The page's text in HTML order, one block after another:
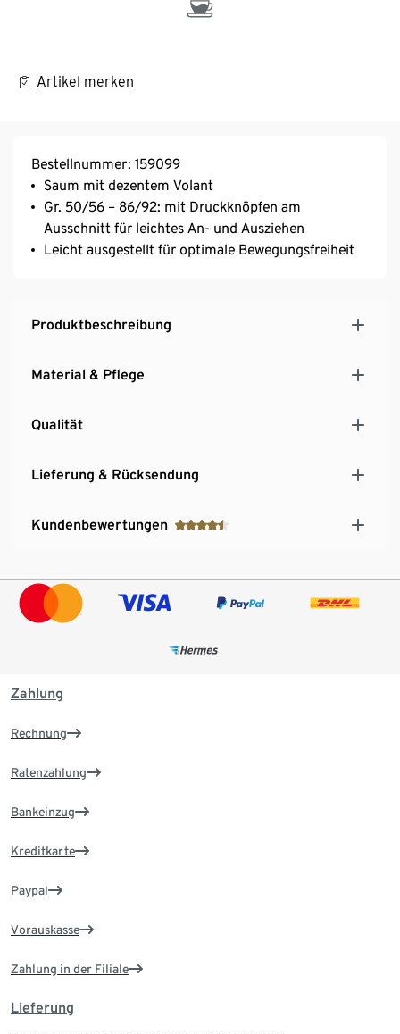
Artikel merken
Bestellnummer: 159099
Saum mit dezentem Volant
Gr. 50/56 – 86/92: mit Druckknöpfen am
Ausschnitt für leichtes An- und Ausziehen
Leicht ausgestellt für optimale Bewegungsfreiheit
Produktbeschreibung
Material & Pflege
Qualität
Lieferung & Rücksendung
Kundenbewertungen
Zahlung
Rechnung
Ratenzahlung
Bankeinzug
Kreditkarte
Paypal
Vorauskasse
Zahlung in der Filiale
Lieferung